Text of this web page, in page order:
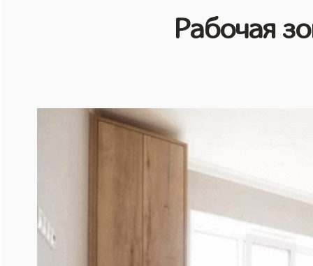
Рабочая